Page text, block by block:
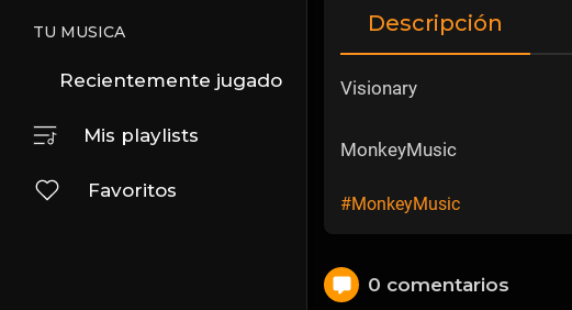
TU MUSICA
Recientemente jugado
Mis playlists
Favoritos
Descripción
Visionary
MonkeyMusic
#MonkeyMusic
0 comentarios